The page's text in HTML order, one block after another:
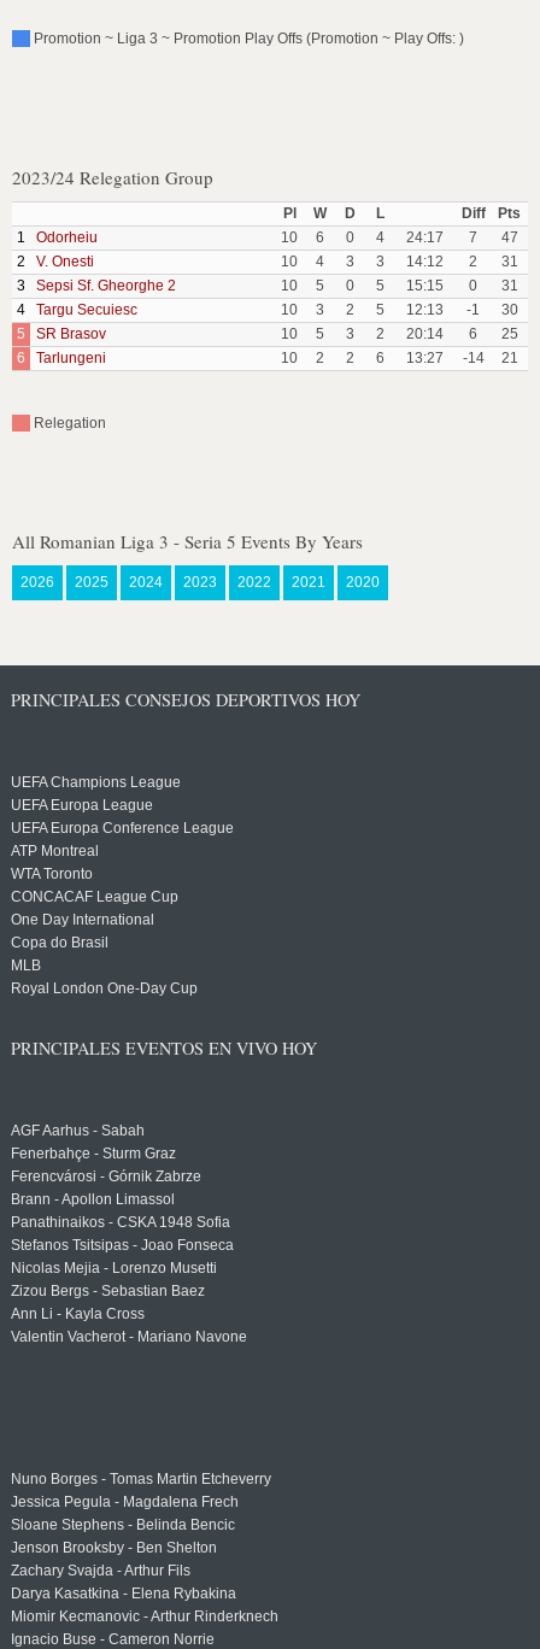
Promotion ~ Liga 3 ~ Promotion Play Offs (Promotion ~ Play Offs: )
2023/24 Relegation Group
Pl W D L Diff
Pts
1
Odorheiu 10 6 0 4 24:17 7
47
2
V. Onesti 10 4 3 3 14:12 2
31
3
Sepsi Sf. Gheorghe 2 10 5 0 5 15:15 0
31
4
Targu Secuiesc 10 3 2 5 12:13 -1
30
5
SR Brasov 10 5 3 2 20:14 6
25
6
Tarlungeni 10 2 2 6 13:27 -14 21
Relegation
All Romanian Liga 3 - Seria 5 Events By Years
2026 2025 2024 2023 2022 2021 2020
PRINCIPALES CONSEJOS DEPORTIVOS HOY
UEFA Champions League
UEFA Europa League
UEFA Europa Conference League
ATP Montreal
WTA Toronto
CONCACAF League Cup
One Day International
Copa do Brasil
MLB
Royal London One-Day Cup
PRINCIPALES EVENTOS EN VIVO HOY
AGF Aarhus - Sabah
Fenerbahçe - Sturm Graz
Ferencvárosi - Górnik Zabrze
Brann - Apollon Limassol
Panathinaikos - CSKA 1948 Sofia
Stefanos Tsitsipas - Joao Fonseca
Nicolas Mejia - Lorenzo Musetti
Zizou Bergs - Sebastian Baez
Ann Li - Kayla Cross
Valentin Vacherot - Mariano Navone
Nuno Borges - Tomas Martin Etcheverry
Jessica Pegula - Magdalena Frech
Sloane Stephens - Belinda Bencic
Jenson Brooksby - Ben Shelton
Zachary Svajda - Arthur Fils
Darya Kasatkina - Elena Rybakina
Miomir Kecmanovic - Arthur Rinderknech
Ignacio Buse - Cameron Norrie